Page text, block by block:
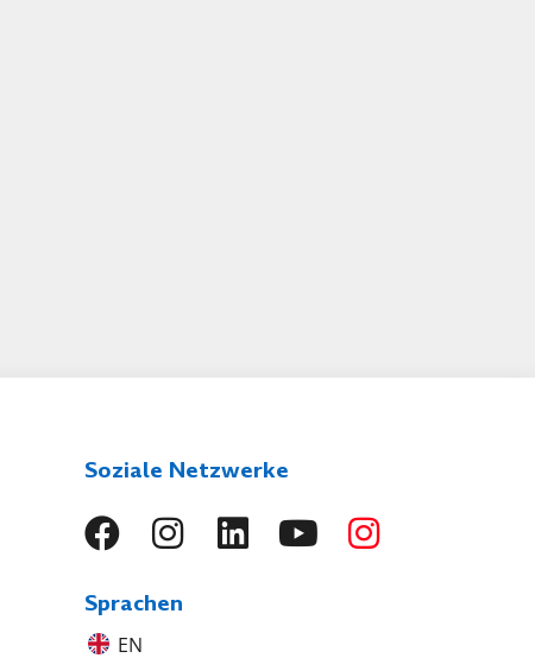
Soziale Netzwerke
Sprachen
EN